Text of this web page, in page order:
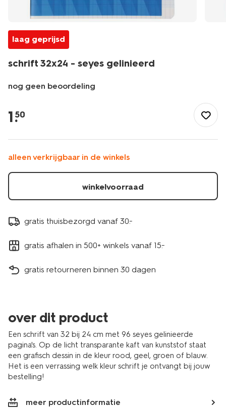
laag geprijsd
schrift 32x24 - seyes gelinieerd
nog geen beoordeling
kantoor/schriften-
boekjes/schriften/schrift-
-
seyes-
gelinieerd-
1.
50
alleen verkrijgbaar in de winkels
winkelvoorraad
gratis thuisbezorgd vanaf 30.-
gratis afhalen in 500+ winkels vanaf 15.-
gratis retourneren binnen 30 dagen
over dit product
Een schrift van 32 bij 24 cm met 96 seyes gelinieerde
pagina's. Op de licht transparante kaft van kunststof staat
een grafisch dessin in de kleur rood, geel, groen of blauw.
Het is een verrassing welk kleur schrift je ontvangt bij jouw
bestelling!
meer productinformatie